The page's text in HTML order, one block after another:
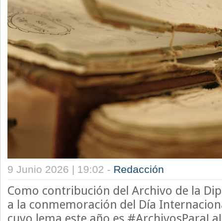
9 Junio 2026 | 19:02 - Redacción
Como contribución del Archivo de la
a la conmemoración del Día